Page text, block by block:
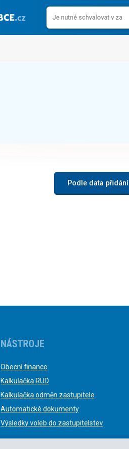
Podle data přidání
NÁSTROJE
Obecní finance
Kalkulačka RUD
Kalkulačka odměn zastupitele
Automatické dokumenty
Výsledky voleb do zastupitelstev